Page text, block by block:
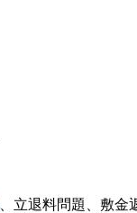
、立退料問題、敷金